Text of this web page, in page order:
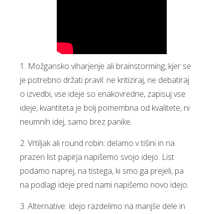
1. Možgansko viharjenje ali brainstorming, kjer se
je potrebno držati pravil: ne kritiziraj, ne debatiraj
o izvedbi, vse ideje so enakovredne, zapisuj vse
ideje, kvantiteta je bolj pomembna od kvalitete, ni
neumnih idej, samo brez panike.
2. Vrtiljak ali round robin: delamo v tišini in na
prazen list papirja napišemo svojo idejo. List
podamo naprej, na tistega, ki smo ga prejeli, pa
na podlagi ideje pred nami napišemo novo idejo.
3. Alternative: idejo razdelimo na manjše dele in